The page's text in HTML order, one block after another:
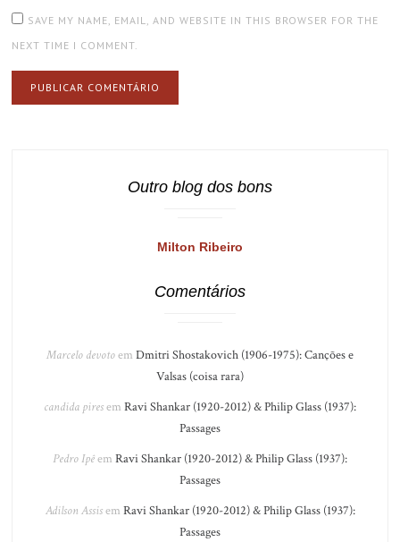
SAVE MY NAME, EMAIL, AND WEBSITE IN THIS BROWSER FOR THE
NEXT TIME I COMMENT.
Outro blog dos bons
Milton Ribeiro
Comentários
Marcelo devotoem Dmitri Shostakovich (1906-1975): Canções e
Valsas (coisa rara)
candida piresem Ravi Shankar (1920-2012) & Philip Glass (1937):
Passages
Pedro Ipêem Ravi Shankar (1920-2012) & Philip Glass (1937):
Passages
Adilson Assisem Ravi Shankar (1920-2012) & Philip Glass (1937):
Passages